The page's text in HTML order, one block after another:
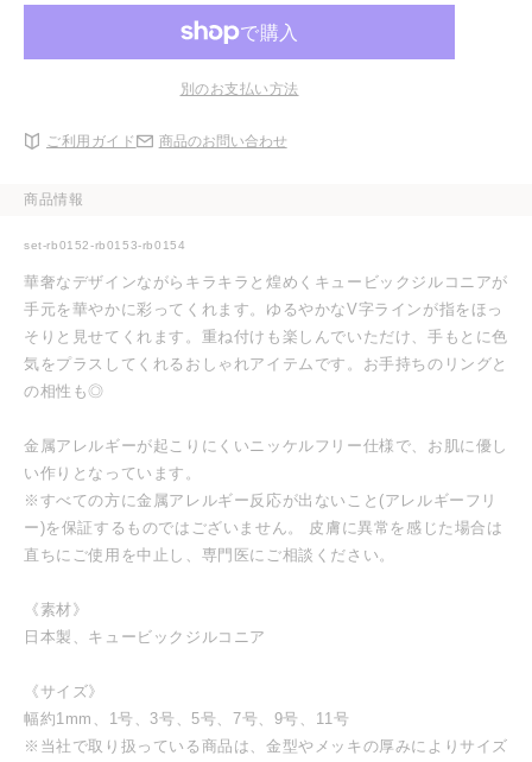
別のお支払い方法
ご利用ガイド 商品のお問い合わせ
商品情報
set-rb0152-rb0153-rb0154
華奢なデザインながらキラキラと煌めくキュービックジルコニアが
手元を華やかに彩ってくれます。ゆるやかなV字ラインが指をほっ
そりと見せてくれます。重ね付けも楽しんでいただけ、手もとに色
気をプラスしてくれるおしゃれアイテムです。お手持ちのリングと
の相性も◎
金属アレルギーが起こりにくいニッケルフリー仕様で、お肌に優し
い作りとなっています。
※すべての方に金属アレルギー反応が出ないこと(アレルギーフリ
ー)を保証するものではございません。 皮膚に異常を感じた場合は
直ちにご使用を中止し、専門医にご相談ください。
《素材》
日本製、キュービックジルコニア
《サイズ》
幅約1mm、1号、3号、5号、7号、9号、11号
※当社で取り扱っている商品は、金型やメッキの厚みによりサイズ